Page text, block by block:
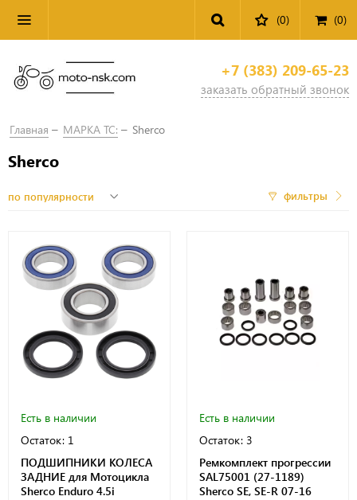
(0) (0)
+7 (383) 209-65-23
заказать обратный звонок
Главная МАРКА ТС: Sherco
Sherco
фильтры
Есть в наличии
Остаток: 1
ПОДШИПНИКИ КОЛЕСА
ЗАДНИЕ для Мотоцикла
Sherco Enduro 4.5i
Есть в наличии
Остаток: 3
Ремкомплект прогрессии
SAL75001 (27-1189)
Sherco SE, SE-R 07-16